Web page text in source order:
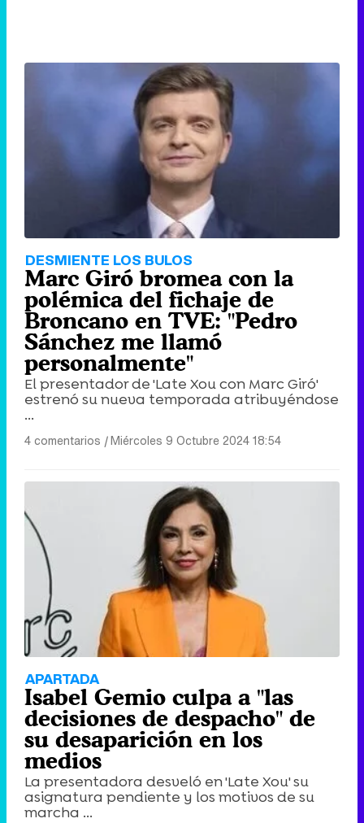
DESMIENTE LOS BULOS
Marc Giró bromea con la
polémica del fichaje de
Broncano en TVE: "Pedro
Sánchez me llamó
personalmente"
El presentador de 'Late Xou con Marc Giró'
estrenó su nueva temporada atribuyéndose
...
4 comentarios |Miércoles 9 Octubre 2024 18:54
APARTADA
Isabel Gemio culpa a "las
decisiones de despacho" de
su desaparición en los
medios
La presentadora desveló en 'Late Xou' su
asignatura pendiente y los motivos de su
marcha ...